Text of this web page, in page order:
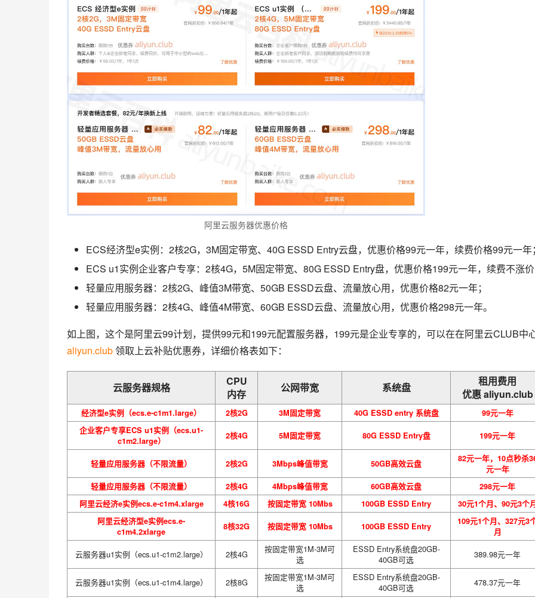
阿里云服务器优惠价格
ECS经济型e实例：2核2G，3M固定带宽、40G ESSD Entry云盘，优惠价格99元一年，续费价格99元一年
ECS u1实例企业客户专享：2核4G，5M固定带宽、80G ESSD Entry盘，优惠价格199元一年，续费不涨
轻量应用服务器：2核2G、峰值3M带宽、50GB ESSD云盘、流量放心用，优惠价格82元一年；
轻量应用服务器：2核4G、峰值4M带宽、60GB ESSD云盘、流量放心用，优惠价格298元一年。
aliyun.club 领取上云补贴优惠券，详细价格表如下：
云服务器规格
CPU
内存
公网带宽 系统盘
租用费用
优惠 aliyun.club
经济型e实例（ecs.e-c1m1.large） 2核2G 3M固定带宽 40G ESSD entry 系统盘
99元一年
企业客户专享ECS u1实例（ecs.u1-
c1m2.large）
2核4G 5M固定带宽 80G ESSD Entry盘 199元一年
轻量应用服务器（不限流量） 2核2G 3Mbps峰值带宽 50GB高效云盘
82元一年，10点秒杀
元一年
轻量应用服务器（不限流量）
2核4G 4Mbps峰值带宽 60GB高效云盘
298元一年
阿里云经济e实例ecs.e-c1m4.xlarge
4核16G 按固定带宽 10Mbs 100GB ESSD Entry
30元1个月、90元3个
阿里云经济型e实例ecs.e-
c1m4.2xlarge
8核32G 按固定带宽 10Mbs 100GB ESSD Entry
109元1个月、327元3
月
云服务器u1实例（ecs.u1-c1m2.large） 2核4G
按固定带宽1M-3M可
选
ESSD Entry系统盘20GB-
40GB可选
389.98元一年
云服务器u1实例（ecs.u1-c1m4.large） 2核8G
按固定带宽1M-3M可
选
ESSD Entry系统盘20GB-
40GB可选
478.37元一年